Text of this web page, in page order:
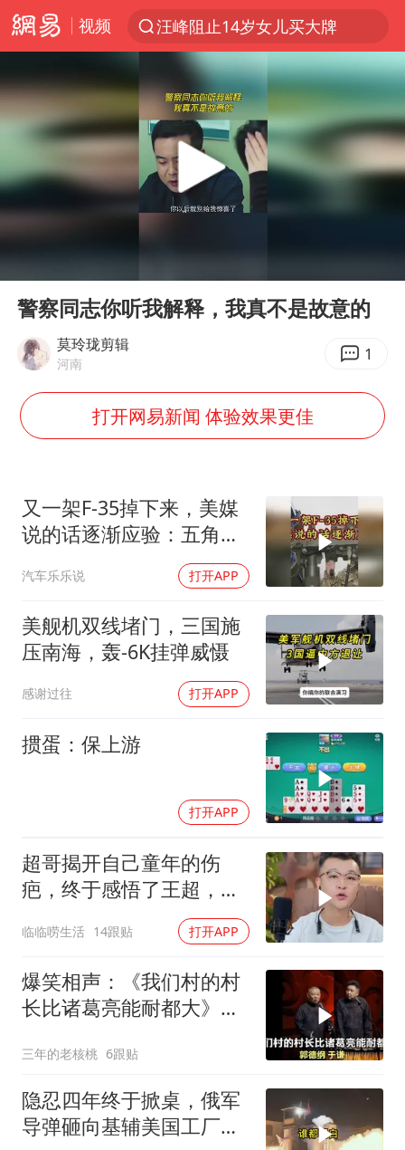
视频
汪峰阻止14岁女儿买大牌
上半年我国机械工业经济运行稳中有进
女子开一天一夜空调后二氧化碳中毒
美国将对多晶硅衍生品加征15%关税
女孩摆摊卖菌子时收到北大通知书
粉笔教育发布“自曝式”公开信
广岛核爆81周年央视播《奥本海默》
公司“上四休三”但要降薪1000元
国民党推出AI发言人“郑小文”
A股收盘：三大指数均涨超1%
“中国蔬菜之乡”最高温达41.8℃
如何把百年大党建设得更加坚强有力？
Play
警察同志你听我解释，我真不是故意的
莫玲珑剪辑
河南 1
打开网易新闻 体验效果更佳
又一架F-35掉下来，美媒
说的话逐渐应验：五角大
汽车乐乐说 打开APP
美舰机双线堵门，三国施
压南海，轰-6K挂弹威慑
感谢过往 打开APP
掼蛋：保上游
打开APP
超哥揭开自己童年的伤
疤，终于感悟了王超，他
决定接妈妈回来养老
临临唠生活 14跟贴 打开APP
爆笑相声：《我们村的村
长比诸葛亮能耐都大》郭
三年的老核桃 6跟贴
隐忍四年终于掀桌，俄军
导弹砸向基辅美国工厂，